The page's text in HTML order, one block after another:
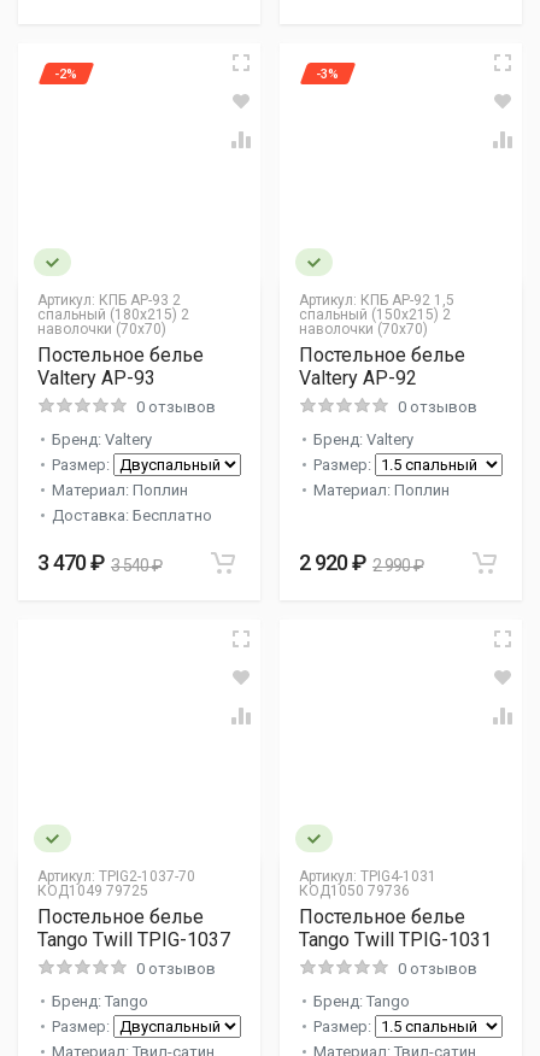
Артикул: КПБ AP-93 2
спальный (180х215) 2
наволочки (70х70)
-2%
Постельное белье
Valtery AP-93
0 отзывов
Бренд: Valtery
Размер:
Материал: Поплин
Доставка: Бесплатно
3 470 ₽ 3 540 ₽
Артикул: КПБ AP-92 1,5
спальный (150х215) 2
наволочки (70х70)
-3%
Постельное белье
Valtery AP-92
0 отзывов
Бренд: Valtery
Размер:
Материал: Поплин
2 920 ₽ 2 990 ₽
Артикул: TPIG2-1037-70
КОД1049 79725
Постельное белье
Tango Twill TPIG-1037
0 отзывов
Бренд: Tango
Размер:
Материал: Твил-сатин
Артикул: TPIG4-1031
КОД1050 79736
Постельное белье
Tango Twill TPIG-1031
0 отзывов
Бренд: Tango
Размер:
Материал: Твил-сатин